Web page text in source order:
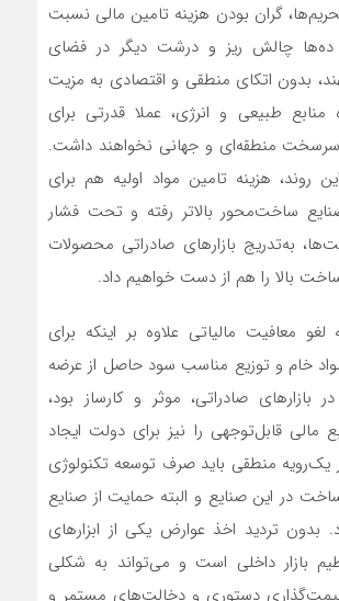
گران بودن هزینه تامین مالی نسبت
ده‌ها چالش ریز و درشت دیگر در فضای
بدون اتکای منطقی و اقتصادی به مزیت
طبیعی و انرژی، عملا قدرتی برای
سرسخت منطقه‌ای و جهانی نخواهند داشت.
روند، هزینه تامین مواد اولیه هم برای
ساخت‌محور بالاتر رفته و تحت فشار
به‌تدریج بازارهای صادراتی محصولات
بالا را هم از دست خواهیم داد.
معافیت مالیاتی علاوه بر اینکه برای
خام و توزیع مناسب سود حاصل از عرضه
بازارهای صادراتی، موثر و کارساز بود،
مالی قابل‌توجهی را نیز برای دولت ایجاد
یک‌رویه منطقی باید صرف توسعه تکنولوژی
در این صنایع و البته حمایت از صنایع
بدون تردید اخذ عوارض یکی از ابزارهای
بازار داخلی است و می‌تواند به شکلی
قیمت‌گذاری دستوری و دخالت‌های مستمر و